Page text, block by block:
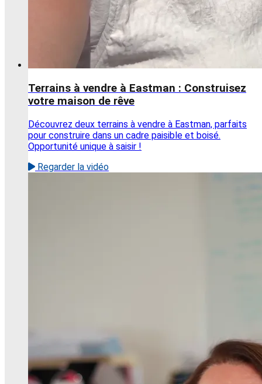
Terrains à vendre à Eastman : Construisez
votre maison de rêve
Découvrez deux terrains à vendre à Eastman, parfaits
pour construire dans un cadre paisible et boisé.
Opportunité unique à saisir !
Regarder la vidéo